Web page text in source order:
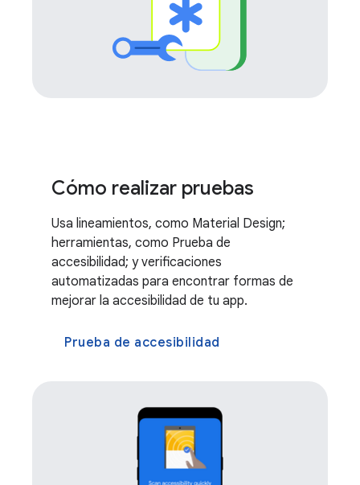
Cómo realizar pruebas
Usa lineamientos, como Material Design;
herramientas, como Prueba de
accesibilidad; y verificaciones
automatizadas para encontrar formas de
mejorar la accesibilidad de tu app.
Prueba de accesibilidad